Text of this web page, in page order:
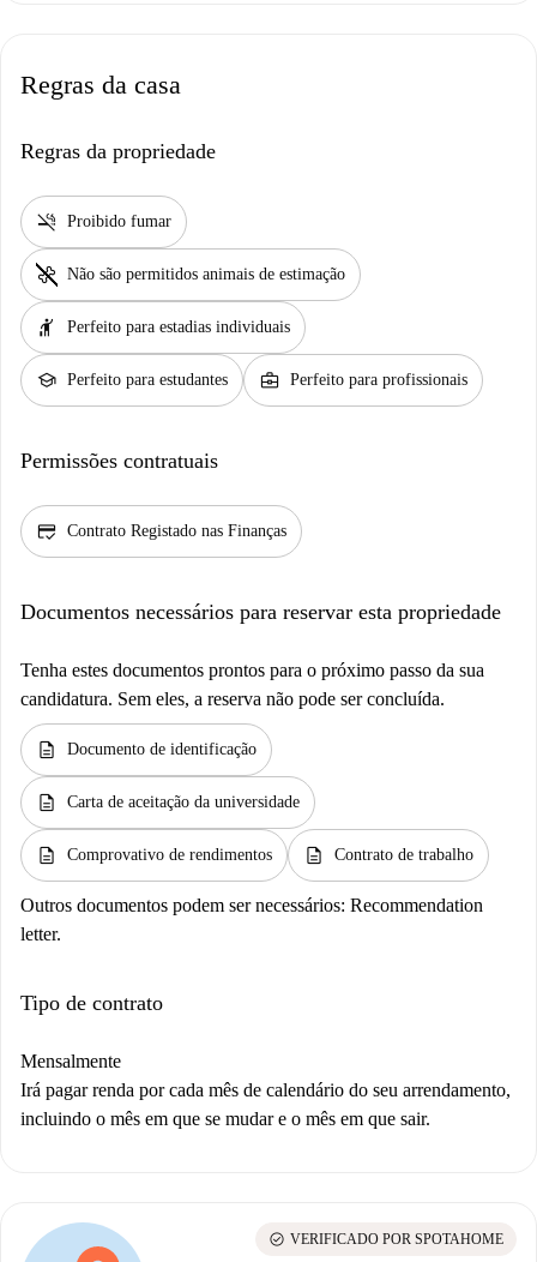
Regras da casa
Regras da propriedade
smoke_free Proibido fumar
pet_supplies Não são permitidos animais de estimação
hail Perfeito para estadias individuais
school Perfeito para estudantes business_center Perfeito para profissionais
Permissões contratuais
credit_score Contrato Registado nas Finanças
Documentos necessários para reservar esta propriedade
Tenha estes documentos prontos para o próximo passo da sua
candidatura. Sem eles, a reserva não pode ser concluída.
description Documento de identificação
description Carta de aceitação da universidade
description Comprovativo de rendimentos description Contrato de trabalho
Outros documentos podem ser necessários: Recommendation
letter.
Tipo de contrato
Mensalmente
Irá pagar renda por cada mês de calendário do seu arrendamento,
incluindo o mês em que se mudar e o mês em que sair.
check_circle VERIFICADO POR SPOTAHOME